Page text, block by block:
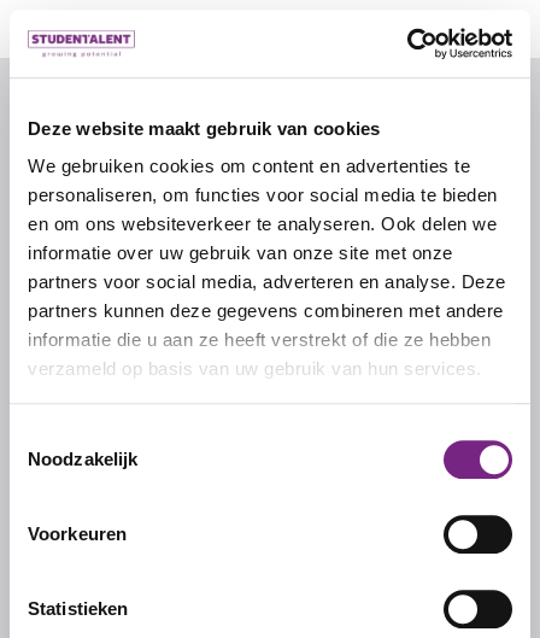
Deze website maakt gebruik van cookies
We gebruiken cookies om content en advertenties te
personaliseren, om functies voor social media te bieden
en om ons websiteverkeer te analyseren. Ook delen we
informatie over uw gebruik van onze site met onze
partners voor social media, adverteren en analyse. Deze
partners kunnen deze gegevens combineren met andere
informatie die u aan ze heeft verstrekt of die ze hebben
verzameld op basis van uw gebruik van hun services.
Noodzakelijk
Voorkeuren
Statistieken
© 2026 door studentalent.nl
IK ZOEK WERK
Inschrijven als uitzendkracht
IK ZOEK PERSONEEL
Inschrijven als werkgever
STUDENTALENT